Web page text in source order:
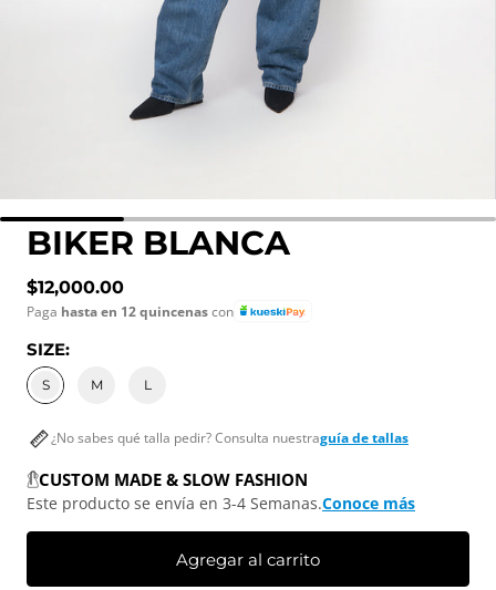
BIKER BLANCA
Precio normal
$12,000.00
Paga hasta en 12 quincenascon
SIZE:
S M L
¿No sabes qué talla pedir? Consulta nuestraguía de tallas
CUSTOM MADE & SLOW FASHION
Este producto se envía en 3-4 Semanas.Conoce más
Agregar al carrito